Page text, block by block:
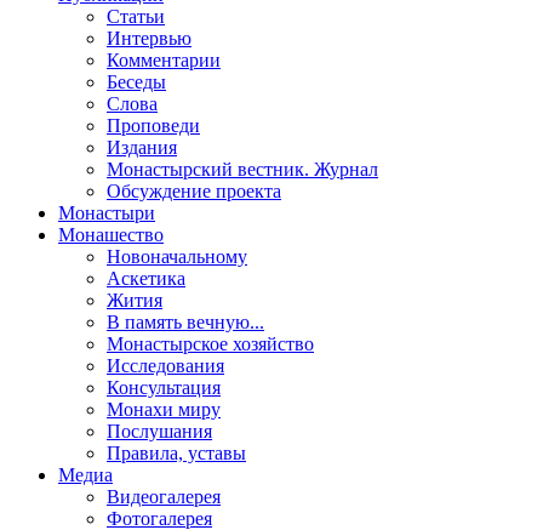
Статьи
Интервью
Комментарии
Беседы
Слова
Проповеди
Издания
Монастырский вестник. Журнал
Обсуждение проекта
Монастыри
Монашество
Новоначальному
Аскетика
Жития
В память вечную...
Монастырское хозяйство
Исследования
Консультация
Монахи миру
Послушания
Правила, уставы
Медиа
Видеогалерея
Фотогалерея